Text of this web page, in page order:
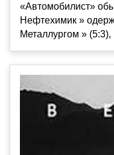
«Автомобилист»
Нефтехимик »
Металлургом » (5:3),